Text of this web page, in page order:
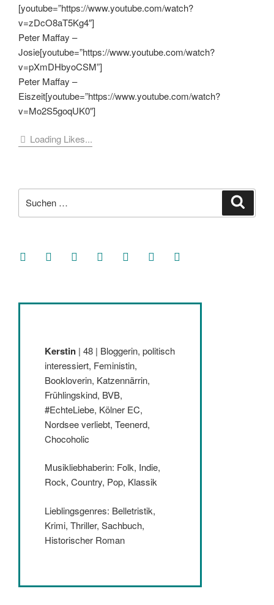
[youtube=”https://www.youtube.com/watch?
v=zDcO8aT5Kg4″]
Peter Maffay –
Josie[youtube=”https://www.youtube.com/watch?
v=pXmDHbyoCSM”]
Peter Maffay –
Eiszeit[youtube=”https://www.youtube.com/watch?
v=Mo2S5goqUK0″]
Loading Likes...
nach:
facebooksoundcloud
twitter mastodoninstagramthreads goodreads
Kerstin | 48 | Bloggerin, politisch
interessiert, Feministin,
Bookloverin, Katzennärrin,
Frühlingskind, BVB,
#EchteLiebe, Kölner EC,
Nordsee verliebt, Teenerd,
Chocoholic
Musikliebhaberin: Folk, Indie,
Rock, Country, Pop, Klassik
Lieblingsgenres: Belletristik,
Krimi, Thriller, Sachbuch,
Historischer Roman